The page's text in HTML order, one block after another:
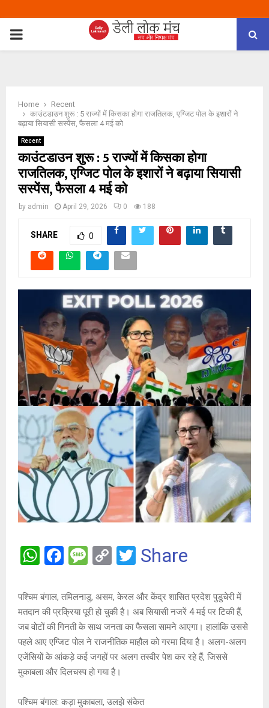
PRIMARY
Home
Recent
काउंटडाउन शुरू : 5 राज्यों में किसका होगा राजतिलक, एग्जिट पोल के इशारों ने
बढ़ाया सियासी सस्पेंस, फैसला 4 मई को
Recent
काउंटडाउन शुरू : 5 राज्यों में किसका होगा
राजतिलक, एग्जिट पोल के इशारों ने बढ़ाया सियासी
सस्पेंस, फैसला 4 मई को
by admin April 29, 2026 0 188
SHARE 0
W
at
s
A
p
p
F
ce
b
o
o
k
M
s
a
g
e
C
py
Li
n
k
T
tt
er
Share
पश्चिम बंगाल, तमिलनाडु, असम, केरल और केंद्र शासित प्रदेश पुडुचेरी में
मतदान की प्रक्रिया पूरी हो चुकी है। अब सियासी नजरें 4 मई पर टिकी हैं,
जब वोटों की गिनती के साथ जनता का फैसला सामने आएगा। हालांकि उससे
पहले आए एग्जिट पोल ने राजनीतिक माहौल को गरमा दिया है। अलग-अलग
एजेंसियों के आंकड़े कई जगहों पर अलग तस्वीर पेश कर रहे हैं, जिससे
मुकाबला और दिलचस्प हो गया है।
पश्चिम बंगाल: कड़ा मुकाबला, उलझे संकेत